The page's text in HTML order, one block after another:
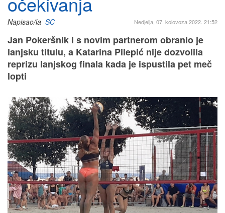
Nedjelja, 07. kolovoza 2022. 21:52
Napisao/la SC
Jan Pokeršnik i s novim partnerom obranio je
lanjsku titulu, a Katarina Pilepić nije dozvolila
reprizu lanjskog finala kada je ispustila pet meč
lopti